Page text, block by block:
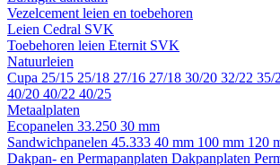
Vezelcement leien en toebehoren
Leien Cedral SVK
Toebehoren leien Eternit SVK
Natuurleien
Cupa 25/15 25/18 27/16 27/18 30/20 32/22 35/
40/20 40/22 40/25
Metaalplaten
Ecopanelen 33.250 30 mm
Sandwichpanelen 45.333 40 mm 100 mm 120
Dakpan- en Permapanplaten Dakpanplaten